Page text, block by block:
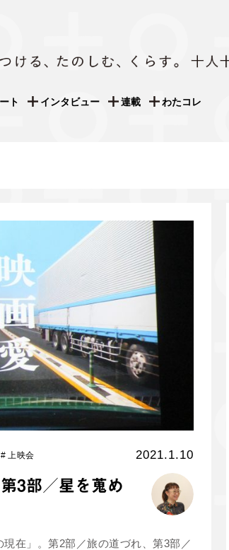
ト インタビュー 連載 わたコレ
# 上映会 2021.1.10
3部／星を蒐め
在」。第2部／旅の道づれ、第3部／